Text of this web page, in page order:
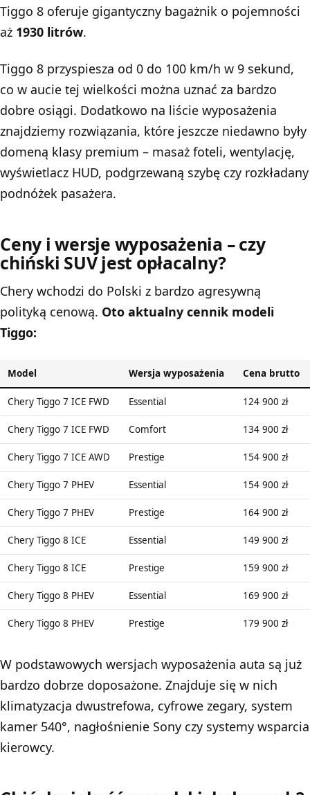
Tiggo 8 oferuje gigantyczny bagażnik o pojemności
aż 1930 litrów.
Tiggo 8 przyspiesza od 0 do 100 km/h w 9 sekund,
co w aucie tej wielkości można uznać za bardzo
dobre osiągi. Dodatkowo na liście wyposażenia
znajdziemy rozwiązania, które jeszcze niedawno były
domeną klasy premium – masaż foteli, wentylację,
wyświetlacz HUD, podgrzewaną szybę czy rozkładany
podnóżek pasażera.
Ceny i wersje wyposażenia – czy
chiński SUV jest opłacalny?
Chery wchodzi do Polski z bardzo agresywną
polityką cenową. Oto aktualny cennik modeli
Tiggo:
Model Wersja wyposażenia Cena brutto
Chery Tiggo 7 ICE FWD Essential 124 900 zł
Chery Tiggo 7 ICE FWD Comfort 134 900 zł
Chery Tiggo 7 ICE AWD Prestige 154 900 zł
Chery Tiggo 7 PHEV Essential 154 900 zł
Chery Tiggo 7 PHEV Prestige 164 900 zł
Chery Tiggo 8 ICE Essential 149 900 zł
Chery Tiggo 8 ICE Prestige 159 900 zł
Chery Tiggo 8 PHEV Essential 169 900 zł
Chery Tiggo 8 PHEV Prestige 179 900 zł
W podstawowych wersjach wyposażenia auta są już
bardzo dobrze doposażone. Znajduje się w nich
klimatyzacja dwustrefowa, cyfrowe zegary, system
kamer 540°, nagłośnienie Sony czy systemy wsparcia
kierowcy.